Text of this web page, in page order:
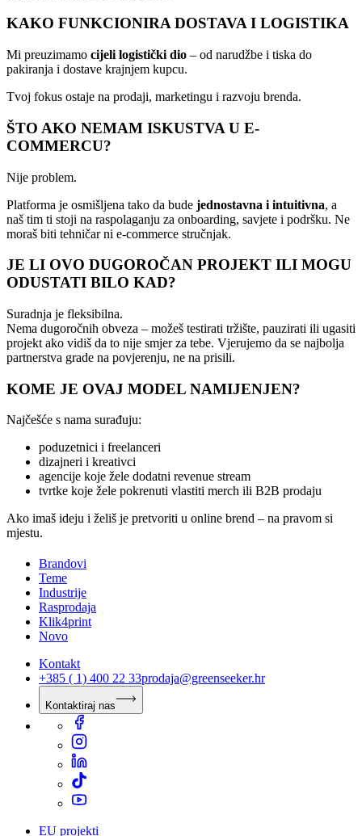
KAKO FUNKCIONIRA DOSTAVA I LOGISTIKA
Mi preuzimamo cijeli logistički dio – od narudžbe i tiska do
pakiranja i dostave krajnjem kupcu.
Tvoj fokus ostaje na prodaji, marketingu i razvoju brenda.
ŠTO AKO NEMAM ISKUSTVA U E-
COMMERCU?
Nije problem.
Platforma je osmišljena tako da bude jednostavna i intuitivna, a
naš tim ti stoji na raspolaganju za onboarding, savjete i podršku. Ne
moraš biti tehničar ni e-commerce stručnjak.
JE LI OVO DUGOROČAN PROJEKT ILI MOGU
ODUSTATI BILO KAD?
Suradnja je fleksibilna.
Nema dugoročnih obveza – možeš testirati tržište, pauzirati ili ugasiti
projekt ako vidiš da to nije smjer za tebe. Vjerujemo da se najbolja
partnerstva grade na povjerenju, ne na prisili.
KOME JE OVAJ MODEL NAMIJENJEN?
Najčešće s nama surađuju:
poduzetnici i freelanceri
dizajneri i kreativci
agencije koje žele dodatni revenue stream
tvrtke koje žele pokrenuti vlastiti merch ili B2B prodaju
Ako imaš ideju i želiš je pretvoriti u online brend – na pravom si
mjestu.
Brandovi
Teme
Industrije
Rasprodaja
Klik4print
Novo
Kontakt
+385 ( 1) 400 22 33prodaja@greenseeker.hr
Kontaktiraj nas
EU projekti